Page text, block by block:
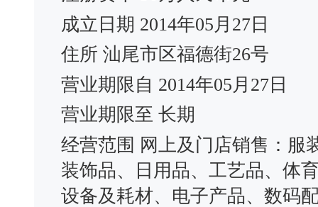
成立日期 2014年05月27日
住所 汕尾市区福德街26号
营业期限自 2014年05月27日
营业期限至 长期
经营范围 网上及门店销售：服
装饰品、日用品、工艺品、体
设备及耗材、电子产品、数码